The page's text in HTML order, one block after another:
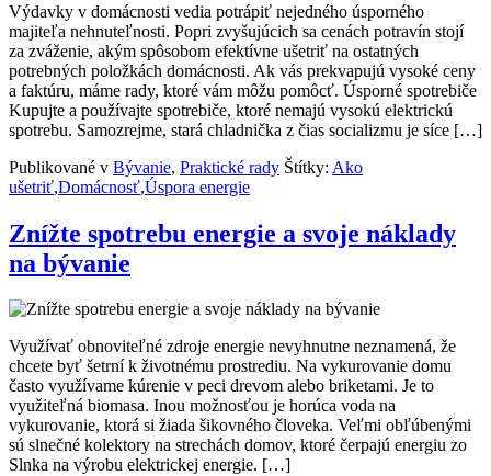
Výdavky v domácnosti vedia potrápiť nejedného úsporného
majiteľa nehnuteľnosti. Popri zvyšujúcich sa cenách potravín stojí
za zváženie, akým spôsobom efektívne ušetriť na ostatných
potrebných položkách domácnosti. Ak vás prekvapujú vysoké ceny
a faktúru, máme rady, ktoré vám môžu pomôcť. Úsporné spotrebiče
Kupujte a používajte spotrebiče, ktoré nemajú vysokú elektrickú
spotrebu. Samozrejme, stará chladnička z čias socializmu je síce […]
Publikované v Bývanie, Praktické rady Štítky: Ako
ušetriť,Domácnosť,Úspora energie
Znížte spotrebu energie a svoje náklady
na bývanie
Využívať obnoviteľné zdroje energie nevyhnutne neznamená, že
chcete byť šetrní k životnému prostrediu. Na vykurovanie domu
často využívame kúrenie v peci drevom alebo briketami. Je to
využiteľná biomasa. Inou možnosťou je horúca voda na
vykurovanie, ktorá si žiada šikovného človeka. Veľmi obľúbenými
sú slnečné kolektory na strechách domov, ktoré čerpajú energiu zo
Slnka na výrobu elektrickej energie. […]